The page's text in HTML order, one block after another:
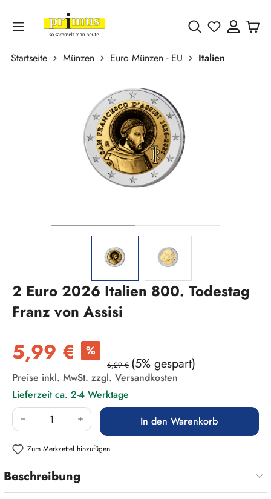
Zum Hauptinhalt springen
Du hast 0
Startseite Münzen Euro Münzen - EU
Italien
2 Euro 2026 Italien 800. Todestag
Franz von Assisi
Verkaufspreis:
5,99 € %
6,29 € (5% gespart)
Preise inkl. MwSt. zzgl. Versandkosten
Lieferzeit ca. 2-4 Werktage
Produkt Anzahl: Gib den gewünschten Wert
In den Warenkorb
Zum Merkzettel hinzufügen
Beschreibung